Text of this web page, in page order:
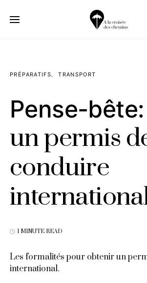
PRÉPARATIFS TRANSPORT
Pense-
un permis
conduire
1 MINUTE READ
Les formalités pour obtenir un
international.